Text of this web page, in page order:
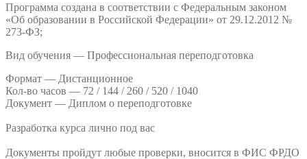
Программа создана в соответствии с Федеральным законом
«Об образовании в Российской Федерации» от 29.12.2012 №
273-ФЗ;
Вид обучения — Профессиональная переподготовка
Формат — Дистанционное
Кол-во часов — 72 / 144 / 260 / 520 / 1040
Документ — Диплом о переподготовке
Разработка курса лично под вас
Документы пройдут любые проверки, вносится в ФИС ФРДО